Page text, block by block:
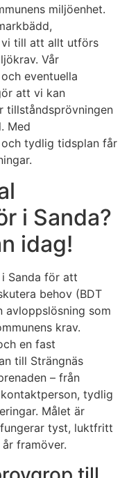
miljöenhet.
vi till att allt utförs
Vår
eventuella
att vi kan
tillståndsprövningen
Med
tydlig tidsplan får
i Sanda?
idag!
Sanda för att
behov (BDT
avloppslösning som
krav.
en fast
till Strängnäs
– från
tydlig
Målet är
tyst, luktfritt
framöver.